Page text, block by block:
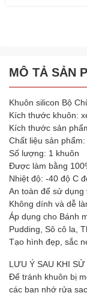
MÔ TẢ SẢN
Khuôn silicon Bộ
Kích thước khuôn:
Kích thước sản
Chất liệu sản
Số lượng: 1 khuôn
Được làm bằng
Nhiệt độ: -40 độ C
An toàn để sử
Không dính và dễ
Áp dụng cho Bánh
Pudding, Sô cô la,
Tạo hình đẹp, sắc
LƯU Ý SAU KHI SỬ
Để tránh khuôn bị
các bạn nhớ rửa